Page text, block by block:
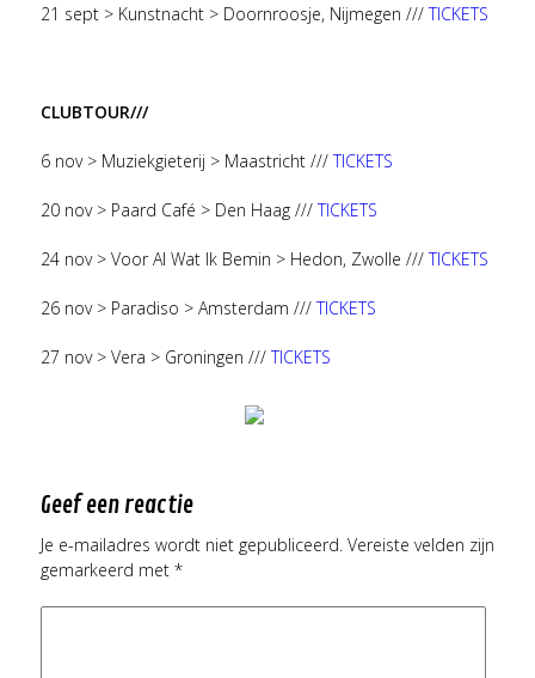
21 sept > Kunstnacht > Doornroosje, Nijmegen ///TICKETS
CLUBTOUR///
6 nov > Muziekgieterij > Maastricht ///TICKETS
20 nov > Paard Café > Den Haag ///TICKETS
24 nov > Voor Al Wat Ik Bemin > Hedon, Zwolle ///TICKETS
26 nov > Paradiso > Amsterdam ///TICKETS
27 nov > Vera > Groningen ///TICKETS
Geef een reactie
Je e-mailadres wordt niet gepubliceerd. Vereiste velden zijn
gemarkeerd met *